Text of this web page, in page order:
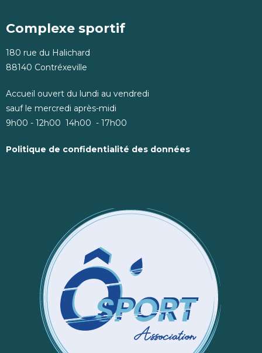
Complexe sportif
180 rue du Halichard
88140 Contréxeville
Accueil ouvert du lundi au vendredi
sauf le mercredi après-midi
9h00 - 12h00 14h00 - 17h00
Politique de confidentialité des données